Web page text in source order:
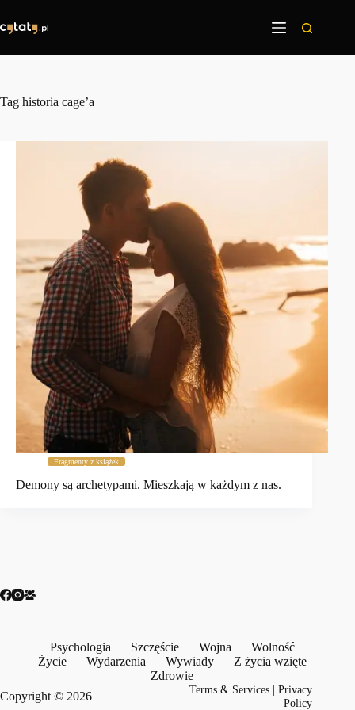
treści
Tag historia cage’a
Fragmenty z książek
Demony są archetypami. Mieszkają w każdym z nas.
Psychologia Szczęście Wojna
Wolność
Życie
Wydarzenia Wywiady
Z życia wzięte
Zdrowie
Copyright © 2026
Terms & Services |Privacy
Policy